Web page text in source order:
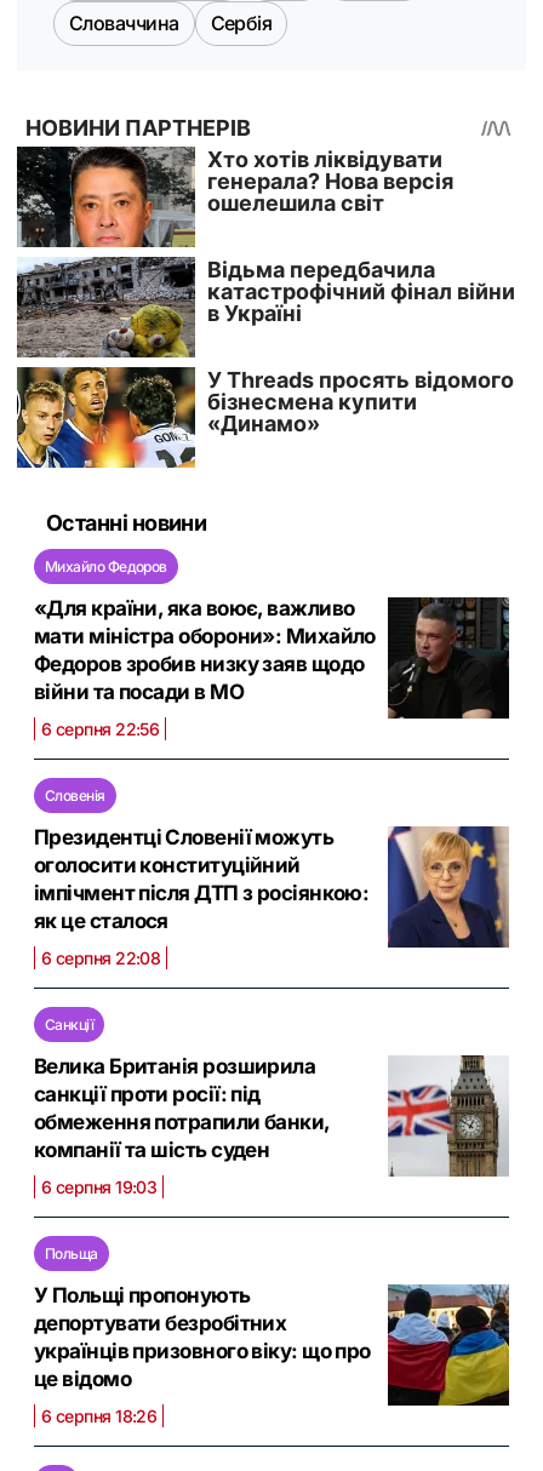
Словаччина Сербія
Останні новини
Михайло Федоров
«Для країни, яка воює, важливо
мати міністра оборони»: Михайло
Федоров зробив низку заяв щодо
війни та посади в МО
6 серпня 22:56
Словенія
Президентці Словенії можуть
оголосити конституційний
імпічмент після ДТП з росіянкою:
як це сталося
6 серпня 22:08
Санкції
Велика Британія розширила
санкції проти росії: під
обмеження потрапили банки,
компанії та шість суден
6 серпня 19:03
Польща
У Польщі пропонують
депортувати безробітних
українців призовного віку: що про
це відомо
6 серпня 18:26